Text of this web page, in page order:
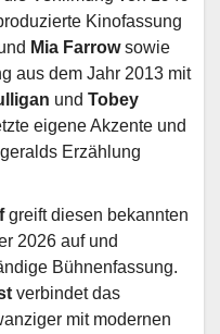
Kinofassung
Mia Farrowsowie
aus dem Jahr 2013 mit
und Tobey
eigene Akzente und
Erzählung
greift diesen bekannten
2026 auf und
Bühnenfassung.
verbindet das
mit modernen